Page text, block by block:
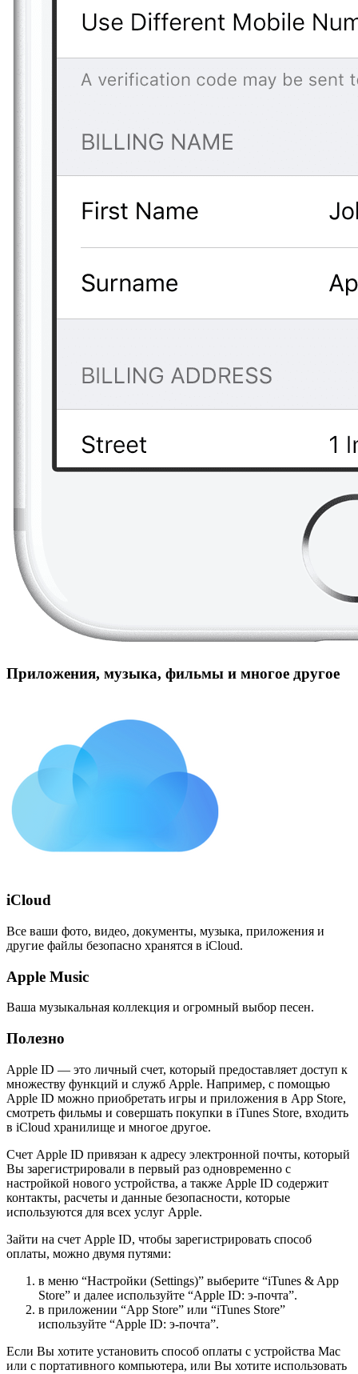
Приложения, музыка, фильмы и многое другое
iCloud
Все ваши фото, видео, документы, музыка, приложения и
другие файлы безопасно хранятся в iCloud.
Apple Music
Ваша музыкальная коллекция и огромный выбор песен.
Полезно
Apple ID — это личный счет, который предоставляет доступ к
множеству функций и служб Apple. Например, с помощью
Apple ID можно приобретать игры и приложения в App Store,
смотреть фильмы и совершать покупки в iTunes Store, входить
в iCloud хранилище и многое другое.
Счет Apple ID привязан к адресу электронной почты, который
Вы зарегистрировали в первый раз одновременно с
настройкой нового устройства, а также Apple ID содержит
контакты, расчеты и данные безопасности, которые
используются для всех услуг Apple.
Зайти на счет Apple ID, чтобы зарегистрировать способ
оплаты, можно двумя путями:
в меню “Настройки (Settings)” выберите “iTunes & App
Store” и далее используйте “Apple ID: э-почта”.
в приложении “App Store” или “iTunes Store”
используйте “Apple ID: э-почта”.
Если Вы хотите установить способ оплаты с устройства Mac
или с портативного компьютера, или Вы хотите использовать